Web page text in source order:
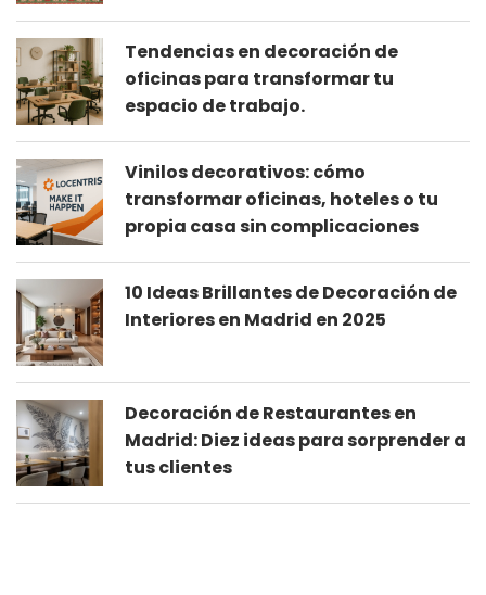
Tendencias en decoración de
oficinas para transformar tu
espacio de trabajo.
Vinilos decorativos: cómo
transformar oficinas, hoteles o tu
propia casa sin complicaciones
10 Ideas Brillantes de Decoración de
Interiores en Madrid en 2025
Decoración de Restaurantes en
Madrid: Diez ideas para sorprender a
tus clientes